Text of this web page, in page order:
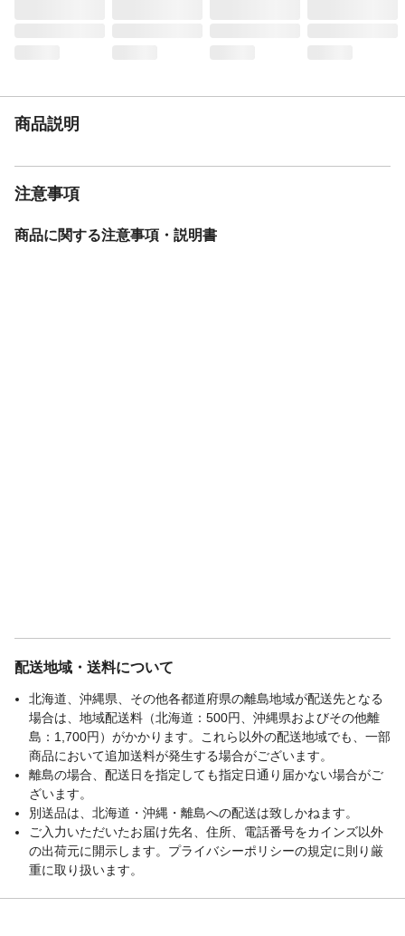
商品説明
注意事項
商品に関する注意事項・説明書
配送地域・送料について
北海道、沖縄県、その他各都道府県の離島地域が配送先となる
場合は、地域配送料（北海道：500円、沖縄県およびその他離
島：1,700円）がかかります。これら以外の配送地域でも、一部
商品において追加送料が発生する場合がございます。
離島の場合、配送日を指定しても指定日通り届かない場合がご
ざいます。
別送品は、北海道・沖縄・離島への配送は致しかねます。
ご入力いただいたお届け先名、住所、電話番号をカインズ以外
の出荷元に開示します。プライバシーポリシーの規定に則り厳
重に取り扱います。